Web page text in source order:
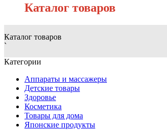
Каталог товаров
Каталог товаров
`
Категории
Аппараты и массажеры
Детские товары
Здоровье
Косметика
Товары для дома
Японские продукты